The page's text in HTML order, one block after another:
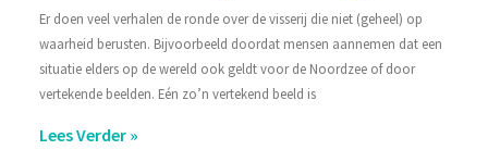
Er doen veel verhalen de ronde over de visserij die niet (geheel) op
waarheid berusten. Bijvoorbeeld doordat mensen aannemen dat een
situatie elders op de wereld ook geldt voor de Noordzee of door
vertekende beelden. Eén zo’n vertekend beeld is
Lees Verder »